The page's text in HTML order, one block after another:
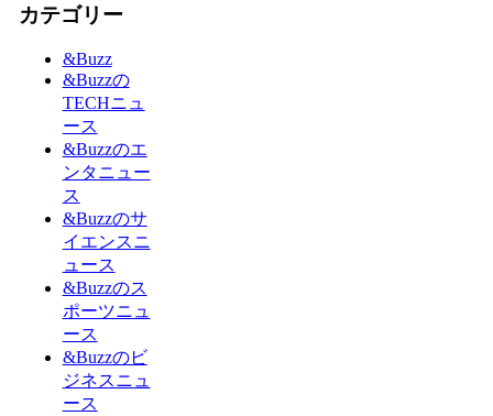
カテゴリー
&Buzz
&Buzzの
TECHニュ
ース
&Buzzのエ
ンタニュー
ス
&Buzzのサ
イエンスニ
ュース
&Buzzのス
ポーツニュ
ース
&Buzzのビ
ジネスニュ
ース